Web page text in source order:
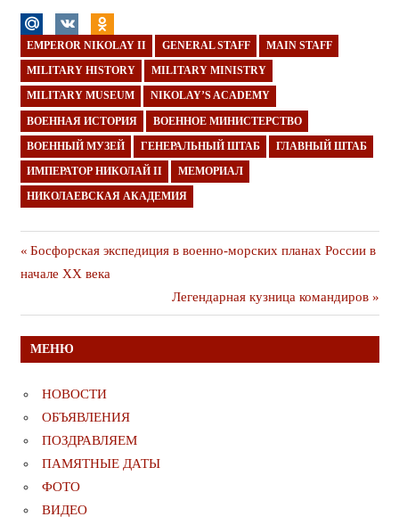
EMPEROR NIKOLAY II GENERAL STAFF MAIN STAFF
MILITARY HISTORY MILITARY MINISTRY
MILITARY MUSEUM NIKOLAY’S ACADEMY
ВОЕННАЯ ИСТОРИЯ ВОЕННОЕ МИНИСТЕРСТВО
ВОЕННЫЙ МУЗЕЙ ГЕНЕРАЛЬНЫЙ ШТАБ ГЛАВНЫЙ ШТАБ
ИМПЕРАТОР НИКОЛАЙ II МЕМОРИАЛ
НИКОЛАЕВСКАЯ АКАДЕМИЯ
Навигация
записям
Предыдущая
публикация
Босфорская экспедиция в военно-морских планах России в
начале ХХ века
Следующая
публикация
Легендарная кузница командиров
МЕНЮ
НОВОСТИ
ОБЪЯВЛЕНИЯ
ПОЗДРАВЛЯЕМ
ПАМЯТНЫЕ ДАТЫ
ФОТО
ВИДЕО